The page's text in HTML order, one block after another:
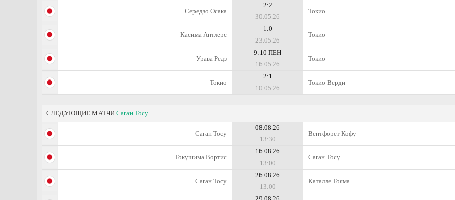
Середзо Осака
2:2
30.05.26
Токио
Касима Антлерс
1:0
23.05.26
Токио
Урава Редз
9:10 ПЕН
16.05.26
Токио
Токио
2:1
10.05.26
Токио Верди
СЛЕДУЮЩИЕ МАТЧИ Саган Тосу
Саган Тосу
08.08.26
13:30
Вентфорет Кофу
Токушима Вортис
16.08.26
13:00
Саган Тосу
Саган Тосу
26.08.26
13:00
Каталле Тояма